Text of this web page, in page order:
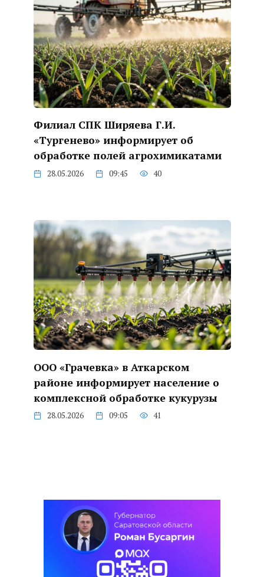
Филиал СПК Ширяева Г.И.
«Тургенево» информирует об
обработке полей агрохимикатами
28.05.2026 09:45 40
ООО «Грачевка» в Аткарском
районе информирует население о
комплексной обработке кукурузы
28.05.2026 09:05 41